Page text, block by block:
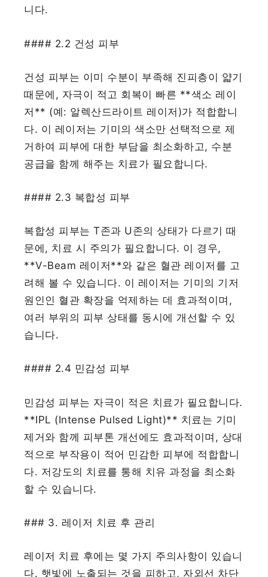
니다.
#### 2.2 건성 피부
건성 피부는 이미 수분이 부족해 진피층이 얇기
때문에, 자극이 적고 회복이 빠른 **색소 레이
저** (예: 알렉산드라이트 레이저)가 적합합니
다. 이 레이저는 기미의 색소만 선택적으로 제
거하여 피부에 대한 부담을 최소화하고, 수분
공급을 함께 해주는 치료가 필요합니다.
#### 2.3 복합성 피부
복합성 피부는 T존과 U존의 상태가 다르기 때
문에, 치료 시 주의가 필요합니다. 이 경우,
**V-Beam 레이저**와 같은 혈관 레이저를 고
려해 볼 수 있습니다. 이 레이저는 기미의 기저
원인인 혈관 확장을 억제하는 데 효과적이며,
여러 부위의 피부 상태를 동시에 개선할 수 있
습니다.
#### 2.4 민감성 피부
민감성 피부는 자극이 적은 치료가 필요합니다.
**IPL (Intense Pulsed Light)** 치료는 기미
제거와 함께 피부톤 개선에도 효과적이며, 상대
적으로 부작용이 적어 민감한 피부에 적합합니
다. 저강도의 치료를 통해 치유 과정을 최소화
할 수 있습니다.
### 3. 레이저 치료 후 관리
레이저 치료 후에는 몇 가지 주의사항이 있습니
다. 햇빛에 노출되는 것을 피하고, 자외선 차단